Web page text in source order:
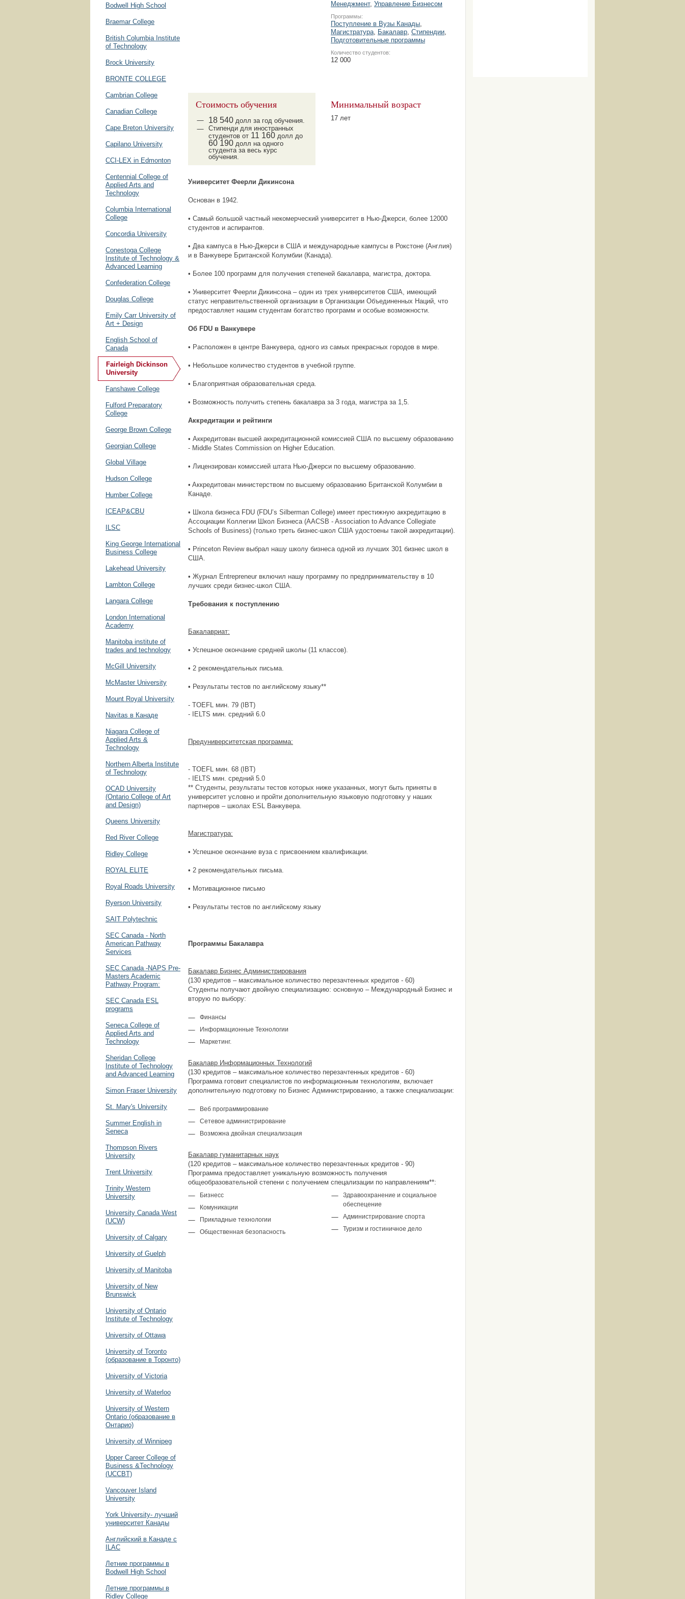
Bodwell High School
Braemar College
British Columbia Institute
of Technology
Brock University
BRONTE COLLEGE
Cambrian College
Canadian College
Cape Breton University
Capilano University
CCI-LEX in Edmonton
Centennial College of
Applied Arts and
Technology
Columbia International
College
Concordia University
Conestoga College
Institute of Technology &
Advanced Learning
Confederation College
Douglas College
Emily Carr University of
Art + Design
English School of
Canada
Fairleigh Dickinson
University
Fanshawe College
Fulford Preparatory
College
George Brown College
Georgian College
Global Village
Hudson College
Humber College
ICEAP&CBU
ILSC
King George International
Business College
Lakehead University
Lambton College
Langara College
London International
Academy
Manitoba institute of
trades and technology
McGill University
McMaster University
Mount Royal University
Navitas в Канаде
Niagara College of
Applied Arts &
Technology
Northern Alberta Institute
of Technology
OCAD University
(Ontario College of Art
and Design)
Queens University
Red River College
Ridley College
ROYAL ELITE
Royal Roads University
Ryerson University
SAIT Polytechnic
SEC Canada - North
American Pathway
Services
SEC Canada -NAPS Pre-
Masters Academic
Pathway Program:
SEC Canada ESL
programs
Seneca College of
Applied Arts and
Technology
Sheridan College
Institute of Technology
and Advanced Learning
Simon Fraser University
St. Mary's University
Summer English in
Seneca
Thompson Rivers
University
Trent University
Trinity Western
University
University Canada West
(UCW)
University of Calgary
University of Guelph
University of Manitoba
University of New
Brunswick
University of Ontario
Institute of Technology
University of Ottawa
University of Toronto
(образование в Торонто)
University of Victoria
University of Waterloo
University of Western
Ontario (образование в
Онтарио)
University of Winnipeg
Upper Career College of
Business &Technology
(UCCBT)
Vancouver Island
University
York University- лучший
университет Канады
Английский в Канаде с
ILAC
Летние программы в
Bodwell High School
Летние программы в
Ridley College
Менеджмент, Управление Бизнесом
Программы:
Поступление в Вузы Канады,
Магистратура, Бакалавр, Стипендии,
Подготовительные программы
Количество студентов:
12 000
Стоимость обучения
18 540 долл за год обучения.
Стипенди для иностранных
студентов от 11 160 долл до
60 190 долл на одного
студента за весь курс
обучения.
Минимальный возраст
17 лет
Университет Феерли Дикинсона
Основан в 1942.
• Самый большой частный некомерческий университет в Нью-Джерси, более 12000
студентов и аспирантов.
• Два кампуса в Нью-Джерси в США и международные кампусы в Рокстоне (Англия)
и в Ванкувере Британской Колумбии (Канада).
• Более 100 программ для получения степеней бакалавра, магистра, доктора.
• Университет Феерли Дикинсона – один из трех университетов США, имеющий
статус неправительственной организации в Организации Объединенных Наций, что
предоставляет нашим студентам богатство программ и особые возможности.
Об FDU в Ванкувере
• Расположен в центре Ванкувера, одного из самых прекрасных городов в мире.
• Небольшое количество студентов в учебной группе.
• Благоприятная образовательная среда.
• Возможность получить степень бакалавра за 3 года, магистра за 1,5.
Аккредитации и рейтинги
• Аккредитован высшей аккредитационной комиссией США по высшему образованию
- Middle States Commission on Higher Education.
• Лицензирован комиссией штата Нью-Джерси по высшему образованию.
• Aккредитован министерством по высшему образованию Британской Колумбии в
Канаде.
• Школа бизнеса FDU (FDU’s Silberman College) имеет престижную аккредитацию в
Ассоциации Коллегии Школ Бизнеса (AACSB - Association to Advance Collegiate
Schools of Business) (только треть бизнес-школ США удостоены такой аккредитации).
• Princeton Review выбрал нашу школу бизнеса одной из лучших 301 бизнес школ в
США.
• Журнал Entrepreneur включил нашу программу по предпринимательству в 10
лучших среди бизнес-школ США.
Требования к поступлению
Бакалавриат:
• Успешное окончание средней школы (11 классов).
• 2 рекомендательных письма.
• Результаты тестов по английскому языку**
- TOEFL мин. 79 (IBT)
- IELTS мин. средний 6.0
Предуниверситетская программа:
- TOEFL мин. 68 (IBT)
- IELTS мин. средний 5.0
** Студенты, результаты тестов которых ниже указанных, могут быть приняты в
университет условно и пройти дополнительную языковую подготовку у наших
партнеров – школах ESL Ванкувера.
Магистратура:
• Успешное окончание вуза с присвоением квалификации.
• 2 рекомендательных письма.
• Мотивационное письмо
• Результаты тестов по английскому языку
Программы Бакалавра
Бакалавр Бизнес Администрирования
(130 кредитов – максимальное количество перезачтенных кредитов - 60)
Студенты получают двойную специализацию: основную – Международный Бизнес и
вторую по выбору:
Финансы
Информационные Технологии
Маркетинг.
Бакалавр Информационных Технологий
(130 кредитов – максимальное количество перезачтенных кредитов - 60)
Программа готовит специалистов по информационным технологиям, включает
дополнительную подготовку по Бизнес Администрированию, а также специализации:
Веб программирование
Сетевое администрирование
Возможна двойная специализация
Бакалавр гуманитарных наук
(120 кредитов – максимальное количество перезачтенных кредитов - 90)
Программа предоставляет уникальную возможность получения
общеобразовательной степени с получением спецализации по направлениям**:
Бизнесс
Комуникации
Прикладные технологии
Общественная безопасность
Здравоохранение и социальное
обеспецение
Администрирование спорта
Туризм и гостиничное дело